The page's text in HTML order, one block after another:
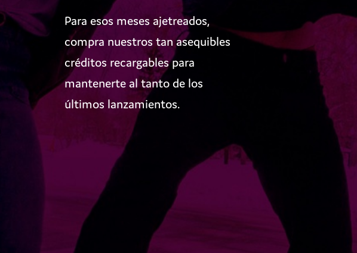
Para esos meses ajetreados,
compra nuestros tan asequibles
créditos recargables para
mantenerte al tanto de los
últimos lanzamientos.